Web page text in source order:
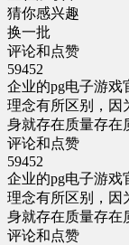
猜你感兴趣
换一批
评论和点赞
59452
企业的pg电子游戏
理念有所区别，因
身就存在质量存在
评论和点赞
59452
企业的pg电子游戏
理念有所区别，因
身就存在质量存在
评论和点赞